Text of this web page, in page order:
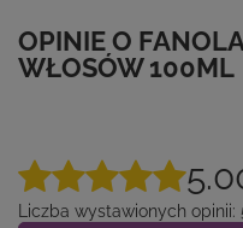
OPINIE O
WŁOSÓW 100ML
Liczba wystawionych opinii: